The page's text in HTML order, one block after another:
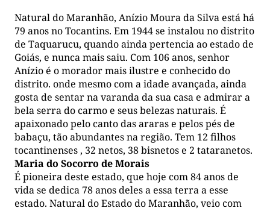
Natural do Maranhão, Anízio Moura da Silva está há
79 anos no Tocantins. Em 1944 se instalou no distrito
de Taquarucu, quando ainda pertencia ao estado de
Goiás, e nunca mais saiu. Com 106 anos, senhor
Anízio é o morador mais ilustre e conhecido do
distrito. onde mesmo com a idade avançada, ainda
gosta de sentar na varanda da sua casa e admirar a
bela serra do carmo e seus belezas naturais. É
apaixonado pelo canto das araras e pelos pés de
babaçu, tão abundantes na região. Tem 12 filhos
tocantinenses , 32 netos, 38 bisnetos e 2 tataranetos.
Maria do Socorro de Morais
É pioneira deste estado, que hoje com 84 anos de
vida se dedica 78 anos deles a essa terra a esse
estado. Natural do Estado do Maranhão, veio com